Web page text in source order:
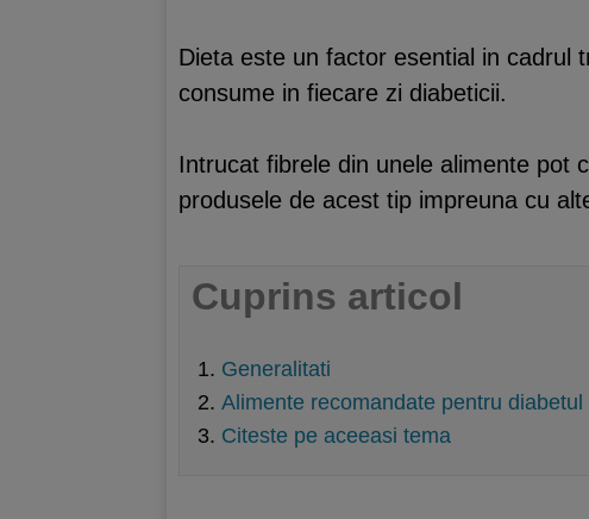
Dieta este un factor esential in cadrul
consume in fiecare zi diabeticii.
Intrucat fibrele din unele alimente pot
produsele de acest tip impreuna cu
Cuprins articol
Generalitati
Alimente recomandate pentru diabetul
Citeste pe aceeasi tema